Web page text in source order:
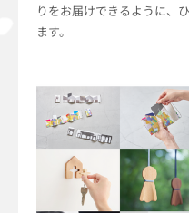
りをお届けできるように、
ます。